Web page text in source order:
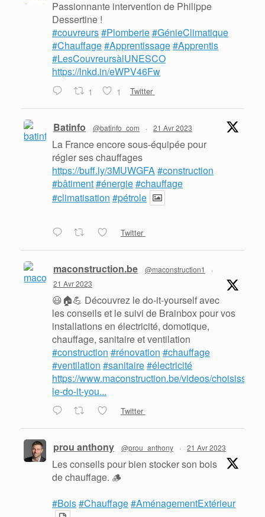
Passionnante intervention de Philippe
Dessertine !
#couvreurs#Plomberie#GénieClimatique
#Chauffage#Apprentissage#Apprentis
#LesCouvreursàlUNESCO
https://lnkd.in/eWPV46Fw
1 1 Twitter
Batinfo @batinfo_com · 21 Avr 2023
La France encore sous-équipée pour
régler ses chauffages
https://buff.ly/3MUWGFA#construction
#bâtiment#énergie#chauffage
#climatisation #pétrole
Twitter
maconstruction.be @maconstruction1
·
21 Avr 2023
😃🏠💪 Découvrez le do-it-yourself avec
les conseils et le suivi de Brainbox pour vos
installations en électricité, domotique,
chauffage, sanitaire et ventilation
#construction #rénovation #chauffage
#ventilation #sanitaire#électricité
https://www.maconstruction.be/videos/choisissez-
le-do-it-you...
Twitter
prou anthony @prou_anthony · 21 Avr 2023
Les conseils pour bien stocker son bois
de chauffage. 🪵
#Bois#Chauffage#AménagementExtérieur